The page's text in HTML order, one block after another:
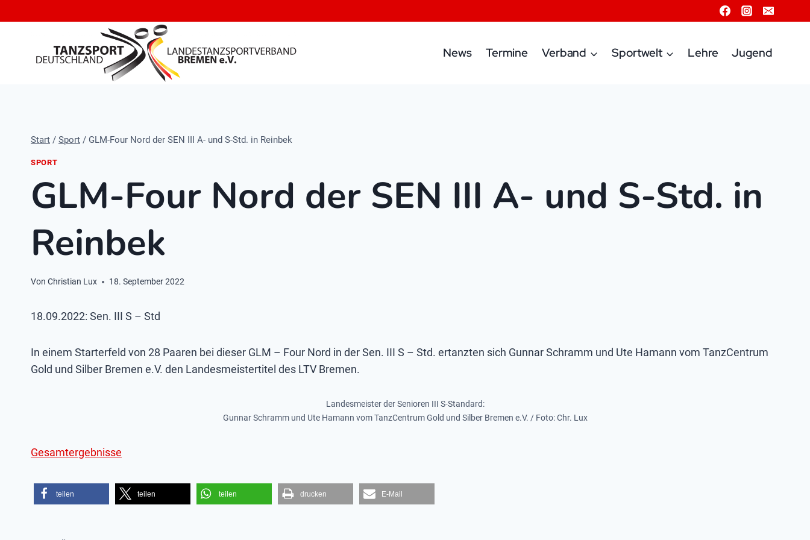
Inhalt
News Termine Verband Sportwelt Lehre Jugend
Start / Sport / GLM-Four Nord der SEN III A- und S-Std. in Reinbek
SPORT
GLM-Four Nord der SEN III A- und S-Std. in
Reinbek
Von Christian Lux 18. September 2022
18.09.2022: Sen. III S – Std
In einem Starterfeld von 28 Paaren bei dieser GLM – Four Nord in der Sen. III S – Std. ertanzten sich Gunnar Schramm und Ute Hamann vom TanzCentrum
Gold und Silber Bremen e.V. den Landesmeistertitel des LTV Bremen.
Landesmeister der Senioren III S-Standard:
Gunnar Schramm und Ute Hamann vom TanzCentrum Gold und Silber Bremen e.V. / Foto: Chr. Lux
Gesamtergebnisse
teilen teilen teilen drucken E-Mail